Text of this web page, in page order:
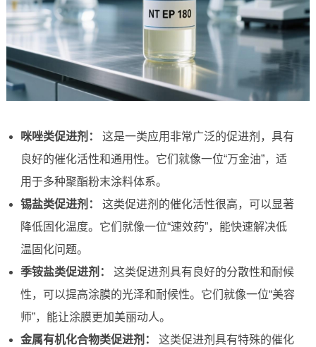
咪唑类促进剂：
这是一类应用非常广泛的促进剂，具有
良好的催化活性和通用性。它们就像一位“万金油”，适
用于多种聚酯粉末涂料体系。
锡盐类促进剂：
这类促进剂的催化活性很高，可以显著
降低固化温度。它们就像一位“速效药”，能快速解决低
温固化问题。
季铵盐类促进剂：
这类促进剂具有良好的分散性和耐候
性，可以提高涂膜的光泽和耐候性。它们就像一位“美容
师”，能让涂膜更加美丽动人。
金属有机化合物类促进剂：
这类促进剂具有特殊的催化